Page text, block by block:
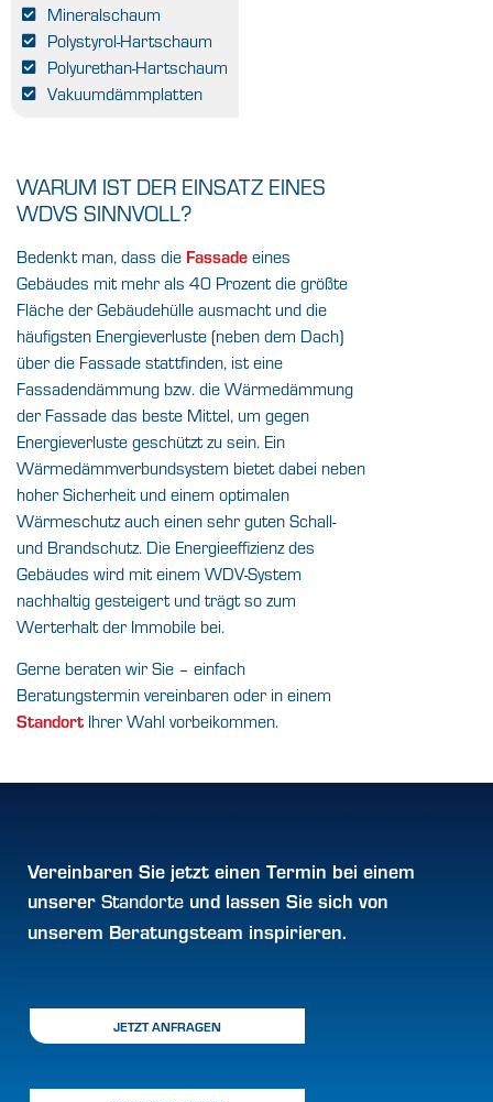
Mineralschaum
Polystyrol-Hartschaum
Polyurethan-Hartschaum
Vakuumdämmplatten
WARUM IST DER EINSATZ EINES
WDVS SINNVOLL?
Bedenkt man, dass die Fassadeeines
Gebäudes mit mehr als 40 Prozent die größte
Fläche der Gebäudehülle ausmacht und die
häufigsten Energieverluste (neben dem Dach)
über die Fassade stattfinden, ist eine
Fassadendämmung bzw. die Wärmedämmung
der Fassade das beste Mittel, um gegen
Energieverluste geschützt zu sein. Ein
Wärmedämmverbundsystem bietet dabei neben
hoher Sicherheit und einem optimalen
Wärmeschutz auch einen sehr guten Schall-
und Brandschutz. Die Energieeffizienz des
Gebäudes wird mit einem WDV-System
nachhaltig gesteigert und trägt so zum
Werterhalt der Immobile bei.
Gerne beraten wir Sie – einfach
Beratungstermin vereinbaren oder in einem
Standort Ihrer Wahl vorbeikommen.
Vereinbaren Sie jetzt einen Termin bei einem
unserer Standorte und lassen Sie sich von
unserem Beratungsteam inspirieren.
JETZT ANFRAGEN